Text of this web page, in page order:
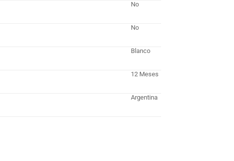
No
No
Blanco
12 Meses
Argentina